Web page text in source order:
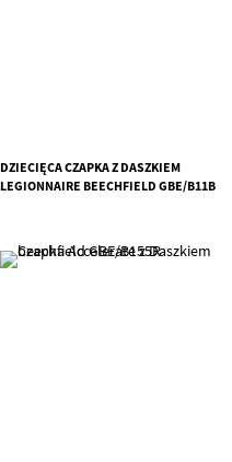
DZIECIĘCA CZAPKA Z DASZKIEM
LEGIONNAIRE BEECHFIELD GBE/B11B